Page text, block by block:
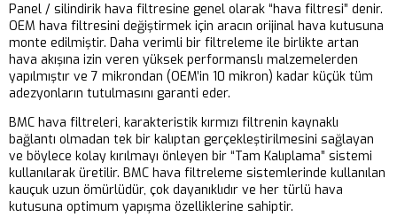
Panel / silindirik hava filtresine genel olarak “hava filtresi” denir.
OEM hava filtresini değiştirmek için aracın orijinal hava kutusuna
monte edilmiştir. Daha verimli bir filtreleme ile birlikte artan
hava akışına izin veren yüksek performanslı malzemelerden
yapılmıştır ve 7 mikrondan (OEM’in 10 mikron) kadar küçük tüm
adezyonların tutulmasını garanti eder.
BMC hava filtreleri, karakteristik kırmızı filtrenin kaynaklı
bağlantı olmadan tek bir kalıptan gerçekleştirilmesini sağlayan
ve böylece kolay kırılmayı önleyen bir “Tam Kalıplama” sistemi
kullanılarak üretilir. BMC hava filtreleme sistemlerinde kullanılan
kauçuk uzun ömürlüdür, çok dayanıklıdır ve her türlü hava
kutusuna optimum yapışma özelliklerine sahiptir.